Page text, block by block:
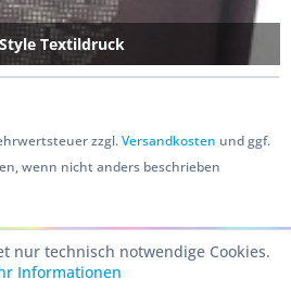
Textildruck
zzgl.Versandkosten und ggf.
wenn nicht anders beschrieben
nur technisch notwendige Cookies.
Informationen